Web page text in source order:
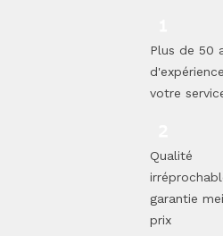
Plus de 50
votre
Qualité
garantie
prix